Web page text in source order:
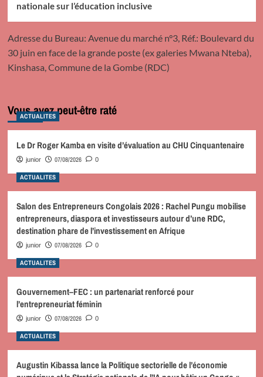
nationale sur l’éducation inclusive
Adresse du Bureau: Avenue du marché n°3, Réf.: Boulevard du
30 juin en face de la grande poste (ex galeries Mwana Nteba),
Kinshasa, Commune de la Gombe (RDC)
Vous avez peut-être raté
ACTUALITES
Le Dr Roger Kamba en visite d’évaluation au CHU Cinquantenaire
junior 07/08/2026 0
ACTUALITES
Salon des Entrepreneurs Congolais 2026 : Rachel Pungu mobilise
entrepreneurs, diaspora et investisseurs autour d’une RDC,
destination phare de l’investissement en Afrique
junior 07/08/2026 0
ACTUALITES
Gouvernement–FEC : un partenariat renforcé pour
l’entrepreneuriat féminin
junior 07/08/2026 0
ACTUALITES
Augustin Kibassa lance la Politique sectorielle de l’économie